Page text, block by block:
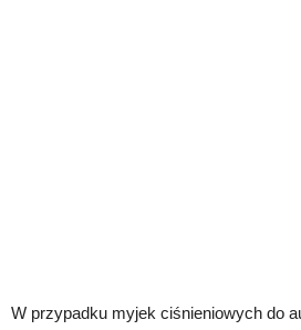
W przypadku myjek ciśnieniowych do